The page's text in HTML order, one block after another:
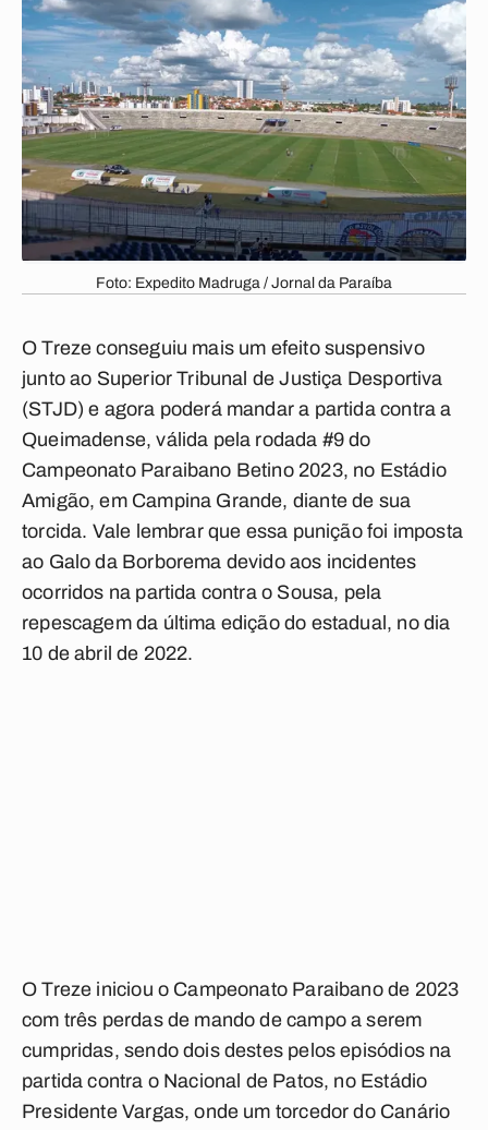
Foto: Expedito Madruga / Jornal da Paraíba
O Treze conseguiu mais um efeito suspensivo
junto ao Superior Tribunal de Justiça Desportiva
(STJD) e agora poderá mandar a partida contra a
Queimadense, válida pela rodada #9 do
Campeonato Paraibano Betino 2023, no Estádio
Amigão, em Campina Grande, diante de sua
torcida. Vale lembrar que essa punição foi imposta
ao Galo da Borborema devido aos incidentes
ocorridos na partida contra o Sousa, pela
repescagem da última edição do estadual, no dia
10 de abril de 2022.
O Treze iniciou o Campeonato Paraibano de 2023
com três perdas de mando de campo a serem
cumpridas, sendo dois destes pelos episódios na
partida contra o Nacional de Patos, no Estádio
Presidente Vargas, onde um torcedor do Canário